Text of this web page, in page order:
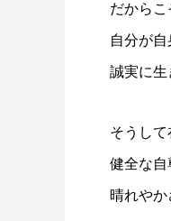
だから
自分が自
誠実に生
そうして
健全な自
晴れやか